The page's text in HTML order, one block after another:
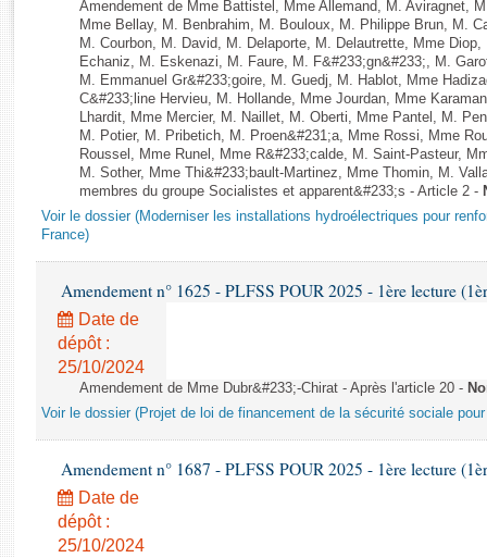
Rapports d'enquête
Rapports législatifs
Rapports sur l'application des lois
Baromètre de l’application des lois
Dossiers législatifs
Budget et sécurité sociale
Questions écrites et orales
Comptes rendus des débats
Amendement de Mme Battistel, Mme Allemand, M. Aviragnet,
Mme Bellay, M. Benbrahim, M. Bouloux, M. Philippe Brun, M.
M. Courbon, M. David, M. Delaporte, M. Delautrette, Mme
Echaniz, M. Eskenazi, M. Faure, M. F&#233;gn&#233;, M.
M. Emmanuel Gr&#233;goire, M. Guedj, M. Hablot, Mme
C&#233;line Hervieu, M. Hollande, Mme Jourdan, Mme
Lhardit, Mme Mercier, M. Naillet, M. Oberti, Mme Pantel, M.
M. Potier, M. Pribetich, M. Proen&#231;a, Mme Rossi, Mme
Roussel, Mme Runel, Mme R&#233;calde, M. Saint-Pasteur,
M. Sother, Mme Thi&#233;bault-Martinez, Mme Thomin, M.
membres du groupe Socialistes et apparent&#233;s - Article 2 -
Voir le dossier (Moderniser les installations hydroélectriques pour
France)
Amendement n° 1625 - PLFSS POUR 2025 - 1ère lecture
Date de
dépôt :
25/10/2024
Amendement de Mme Dubr&#233;-Chirat - Après l'article 20 -
Voir le dossier (Projet de loi de financement de la sécurité sociale pour
Amendement n° 1687 - PLFSS POUR 2025 - 1ère lecture
Date de
dépôt :
25/10/2024